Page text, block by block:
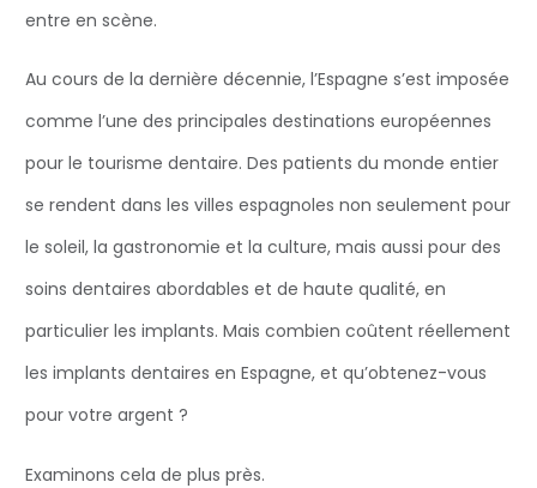
entre en scène.
Au cours de la dernière décennie, l’Espagne s’est imposée
comme l’une des principales destinations européennes
pour le tourisme dentaire. Des patients du monde entier
se rendent dans les villes espagnoles non seulement pour
le soleil, la gastronomie et la culture, mais aussi pour des
soins dentaires abordables et de haute qualité, en
particulier les implants. Mais combien coûtent réellement
les implants dentaires en Espagne, et qu’obtenez-vous
pour votre argent ?
Examinons cela de plus près.